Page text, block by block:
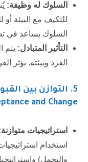
السلوك له وظيفة:
للتكيف مع البيئة
السلوك يساعد في
التأثير المتبادل: يتم
الفرد وبيئته. يؤثر
5. ا
and Change):
استراتيجيات
استخدام
والتحمل)